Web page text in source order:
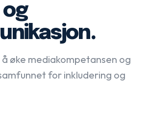
øke mediakompetansen og
for inkludering og